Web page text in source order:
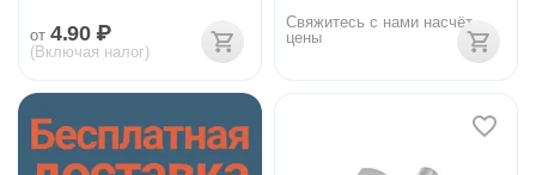
от 4.90 ₽
(Включая налог)
Свяжитесь с нами насчёт
цены